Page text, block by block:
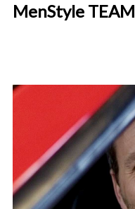
MenStyle TEAM